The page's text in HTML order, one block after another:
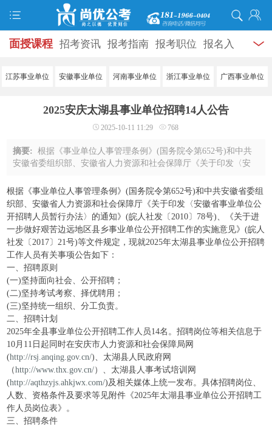
面授课程 招考资讯 报考指南 报考职位 报名入
口 打准考证 成绩查询 面试公告 录用公示 辅导
学员风采 名师团队
服务信息
江苏事业单位 安徽事业单位 河南事业单位 浙江事业单位 广西事业单位
2025安庆太湖县事业单位招聘14人公告
2025-10-11 11:29 768
摘要:根据《事业单位人事管理条例》(国务院令第652号)和中共
安徽省委组织部、安徽省人力资源和社会保障厅《关于印发〈安
〔2010〕78号)、《关于进一步做好艰苦边远地 ...
根据《事业单位人事管理条例》(国务院令第652号)和中共安徽省委组
织部、安徽省人力资源和社会保障厅《关于印发〈安徽省事业单位公
开招聘人员暂行办法〉的通知》(皖人社发〔2010〕78号)、《关于进
一步做好艰苦边远地区县乡事业单位公开招聘工作的实施意见》(皖人
社发〔2017〕21号)等文件规定，现就2025年太湖县事业单位公开招聘
工作人员有关事项公告如下：
一、招聘原则
(一)坚持面向社会、公开招聘；
(二)坚持考试考察、择优聘用；
(三)坚持统一组织、分工负责。
二、招聘计划
2025年全县事业单位公开招聘工作人员14名。招聘岗位等相关信息于
10月11日起同时在安庆市人力资源和社会保障局网
(http://rsj.anqing.gov.cn/)、太湖县人民政府网
（http://www.thx.gov.cn/）、太湖县人事考试培训网
(http://aqthzyjs.ahkjwx.com/)及相关媒体上统一发布。具体招聘岗位、
人数、资格条件及要求等见附件《2025年太湖县事业单位公开招聘工
作人员岗位表》。
三、招聘条件